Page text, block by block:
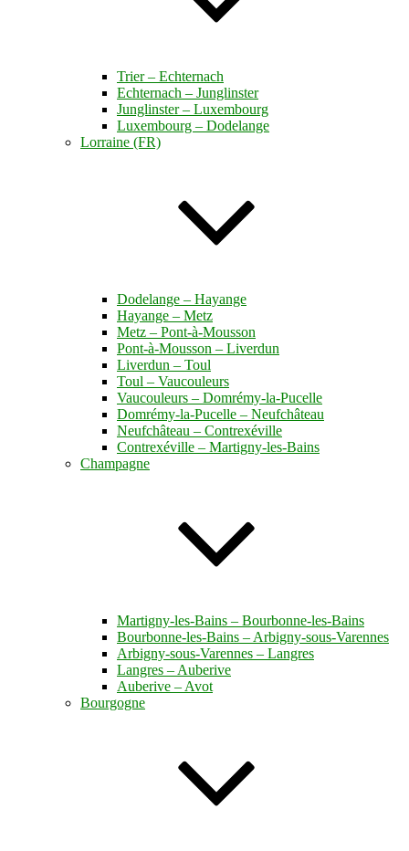
Trier – Echternach
Echternach – Junglinster
Junglinster – Luxembourg
Luxembourg – Dodelange
Lorraine (FR)
Dodelange – Hayange
Hayange – Metz
Metz – Pont-à-Mousson
Pont-à-Mousson – Liverdun
Liverdun – Toul
Toul – Vaucouleurs
Vaucouleurs – Domrémy-la-Pucelle
Domrémy-la-Pucelle – Neufchâteau
Neufchâteau – Contrexéville
Contrexéville – Martigny-les-Bains
Champagne
Martigny-les-Bains – Bourbonne-les-Bains
Bourbonne-les-Bains – Arbigny-sous-Varennes
Arbigny-sous-Varennes – Langres
Langres – Auberive
Auberive – Avot
Bourgogne